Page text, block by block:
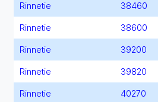
Rinnetie 38460
Rinnetie 38600
Rinnetie 39200
Rinnetie 39820
Rinnetie 40270